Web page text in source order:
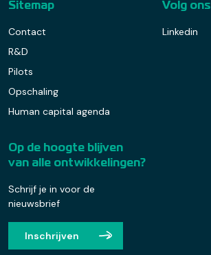
Sitemap
Contact
R&D
Pilots
Opschaling
Human capital agenda
Volg ons
Linkedin
Op de hoogte blijven
van alle ontwikkelingen?
Schrijf je in voor de
nieuwsbrief
Inschrijven